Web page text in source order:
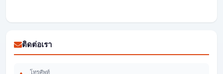
ติดต่อเรา
โทรศัพท์